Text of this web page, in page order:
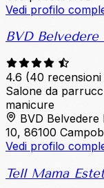
Vedi profilo
BVD
4.6 (40 recensioni
Salone da
manicure
BVD
10, 86100
Vedi profilo
Tell Mama